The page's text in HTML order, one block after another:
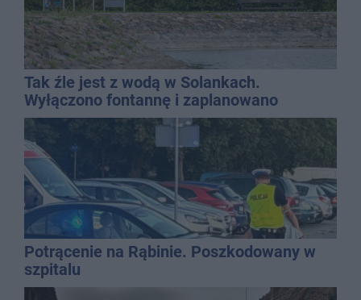
Tak źle jest z wodą w Solankach.
Wyłączono fontannę i zaplanowano
dolewkę
Potrącenie na Rąbinie. Poszkodowany w
szpitalu